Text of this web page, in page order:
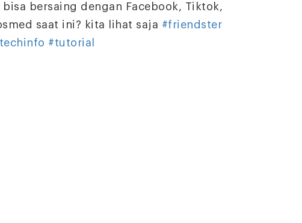
bisa bersaing dengan Facebook, Tiktok,
saat ini? kita lihat saja #friendster
#tutorial